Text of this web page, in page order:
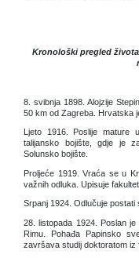
Kronološki pregled
8. svibnja 1898. Alojzije
50 km od Zagreba. Hrvatska
Ljeto 1916. Poslije
talijansko bojište, gdje je
Solunsko bojište.
Proljeće 1919. Vraća se u
važnih odluka. Upisuje
Srpanj 1924. Odlučuje postati
28. listopada 1924. Poslan
Rimu. Pohađa Papinsko
završava studij doktoratom iz